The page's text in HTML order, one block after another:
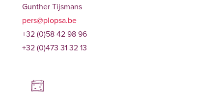
Gunther Tijsmans
pers@plopsa.be
+32 (0)58 42 98 96
+32 (0)473 31 32 13